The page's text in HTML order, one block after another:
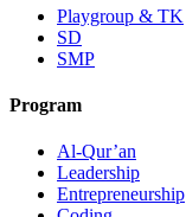
Playgroup & TK
SD
SMP
Program
Al-Qur’an
Leadership
Entrepreneurship